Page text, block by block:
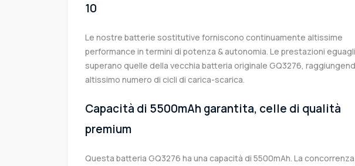
10
Le nostre batterie sostitutive forniscono continuamente altissime
performance in termini di potenza & autonomia. Le prestazioni
superano quelle della vecchia batteria originale GQ3276,
altissimo numero di cicli di carica-scarica.
Capacità di 5500mAh garantita, celle di qualità
premium
Questa batteria GQ3276 ha una capacità di 5500mAh. La concorrenza